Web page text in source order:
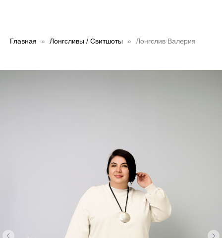
Главная Лонгсливы / Свитшоты Лонгслив Валерия